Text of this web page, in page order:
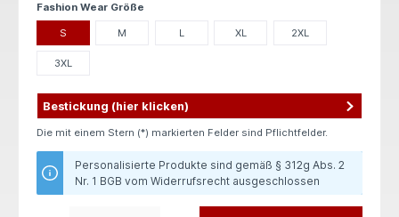
Fashion Wear Größe
S M L XL 2XL
3XL
Bestickung (hier klicken)
Die mit einem Stern (*) markierten Felder sind Pflichtfelder.
Personalisierte Produkte sind gemäß § 312g Abs. 2
Nr. 1 BGB vom Widerrufsrecht ausgeschlossen